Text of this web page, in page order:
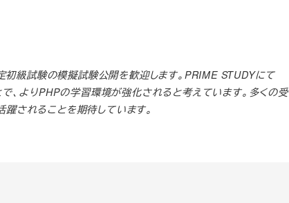
初級試験の模擬試験公開を歓迎します。PRIME STUDYにて
よりPHPの学習環境が強化されると考えています。多くの受
されることを期待しています。